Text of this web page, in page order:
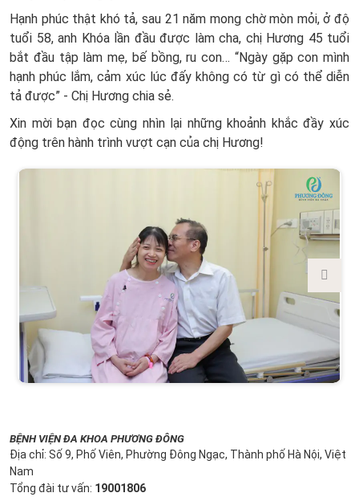
Hạnh phúc thật khó tả, sau 21 năm mong chờ mòn mỏi, ở độ
tuổi 58, anh Khóa lần đầu được làm cha, chị Hương 45 tuổi
bắt đầu tập làm mẹ, bế bồng, ru con… “Ngày gặp con mình
hạnh phúc lắm, cảm xúc lúc đấy không có từ gì có thể diễn
tả được” - Chị Hương chia sẻ.
Xin mời bạn đọc cùng nhìn lại những khoảnh khắc đầy xúc
động trên hành trình vượt cạn của chị Hương!
BỆNH VIỆN ĐA KHOA PHƯƠNG ĐÔNG
Địa chỉ: Số 9, Phố Viên, Phường Đông Ngạc, Thành phố Hà Nội, Việt
Nam
Tổng đài tư vấn: 19001806